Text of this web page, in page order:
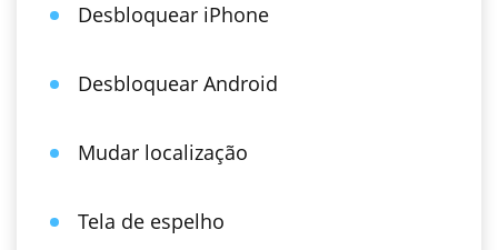
Desbloquear iPhone
Desbloquear Android
Mudar localização
Tela de espelho